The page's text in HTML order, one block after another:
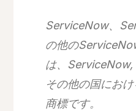
ServiceNow、
の他の
は、
その他の国にお
商標です。